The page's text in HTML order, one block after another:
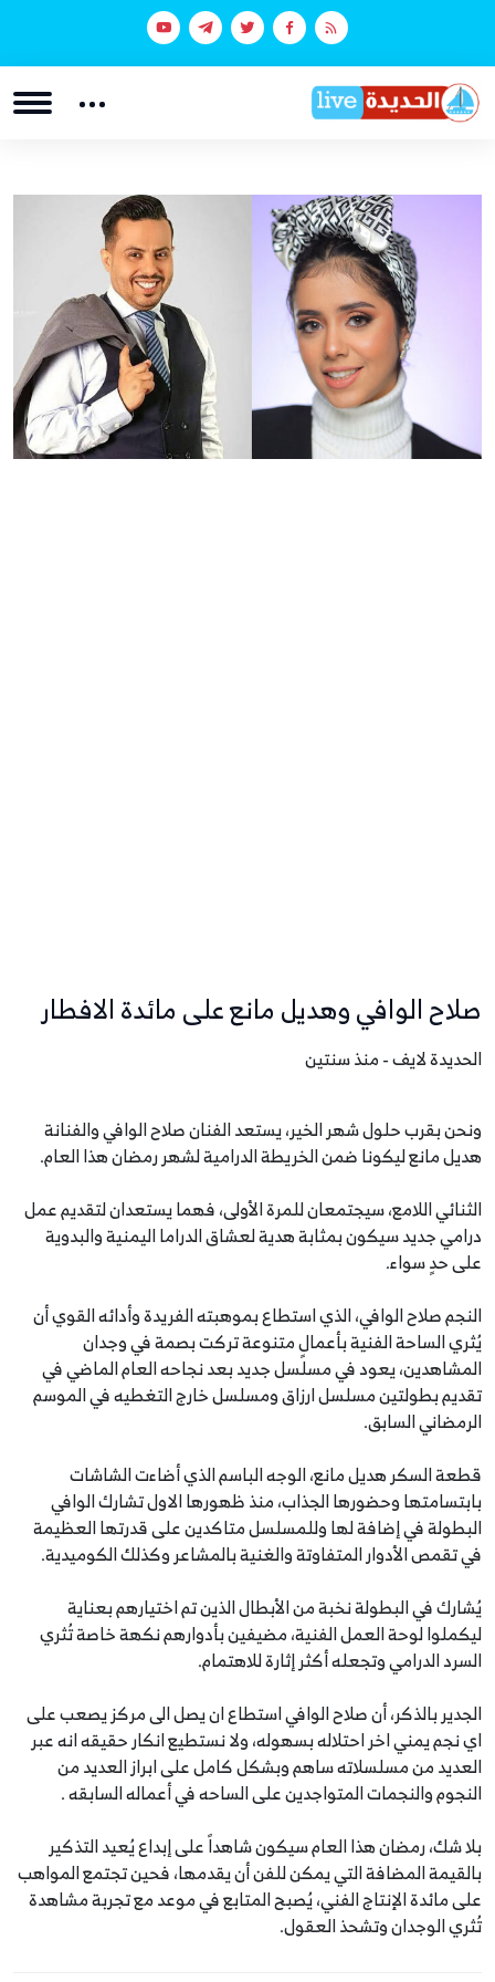
صلاح الوافي وهديل مانع على مائدة الافطار
الحديدة لايف - منذ سنتين
ونحن بقرب حلول شهر الخير، يستعد الفنان صلاح الوافي والفنانة
هديل مانع ليكونا ضمن الخريطة الدرامية لشهر رمضان هذا العام.
الثنائي اللامع، سيجتمعان للمرة الأولى، فهما يستعدان لتقديم عمل
درامي جديد سيكون بمثابة هدية لعشاق الدراما اليمنية والبدوية
على حدٍ سواء.
النجم صلاح الوافي، الذي استطاع بموهبته الفريدة وأدائه القوي أن
يُثري الساحة الفنية بأعمالٍ متنوعة تركت بصمة في وجدان
المشاهدين، يعود في مسلسل جديد بعد نجاحه العام الماضي في
تقديم بطولتين مسلسل ارزاق ومسلسل خارج التغطيه في الموسم
الرمضاني السابق.
قطعة السكر هديل مانع، الوجه الباسم الذي أضاءت الشاشات
بابتسامتها وحضورها الجذاب، منذ ظهورها الاول تشارك الوافي
البطولة في إضافة لها وللمسلسل متاكدين على قدرتها العظيمة
في تقمص الأدوار المتفاوتة والغنية بالمشاعر وكذلك الكوميدية.
يُشارك في البطولة نخبة من الأبطال الذين تم اختيارهم بعناية
ليكملوا لوحة العمل الفنية، مضيفين بأدوارهم نكهة خاصة تُثري
السرد الدرامي وتجعله أكثر إثارة للاهتمام.
الجدير بالذكر، أن صلاح الوافي استطاع ان يصل الى مركز يصعب على
اي نجم يمني اخر احتلاله بسهوله، ولا نستطيع انكار حقيقه انه عبر
العديد من مسلسلاته ساهم وبشكل كامل على ابراز العديد من
النجوم والنجمات المتواجدين على الساحه في أعماله السابقه .
بلا شك، رمضان هذا العام سيكون شاهداً على إبداع يُعيد التذكير
بالقيمة المضافة التي يمكن للفن أن يقدمها، فحين تجتمع المواهب
على مائدة الإنتاج الفني، يُصبح المتابع في موعد مع تجربة مشاهدة
تُثري الوجدان وتشحذ العقول.